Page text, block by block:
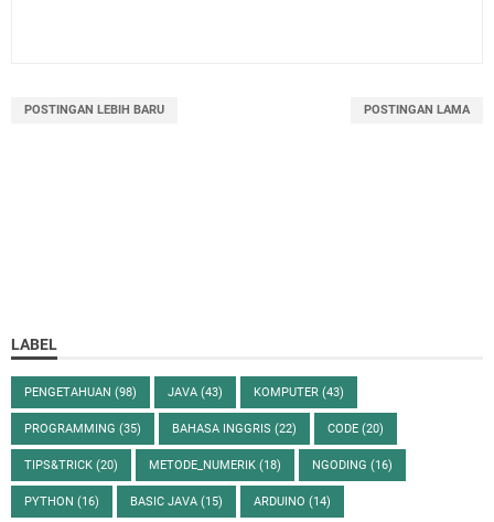
POSTINGAN LEBIH BARU POSTINGAN LAMA
LABEL
PENGETAHUAN (98) JAVA (43) KOMPUTER (43)
PROGRAMMING (35) BAHASA INGGRIS (22) CODE (20)
TIPS&TRICK (20) METODE_NUMERIK (18) NGODING (16)
PYTHON (16) BASIC JAVA (15) ARDUINO (14)